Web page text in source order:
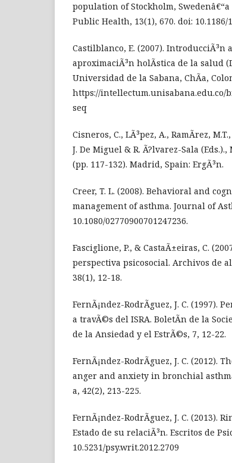
population of Stockholm,
Public Health, 13(1), 670. doi: 10.1186/
Castilblanco, E. (2007).
aproximaciÃ³n holÃ­stica de la salud
Universidad de la Sabana, ChÃ­a,
https://intellectum.unisabana.edu.co/
seq
Cisneros, C., LÃ³pez, A., RamÃ­rez,
J. De Miguel & R. Ã?lvarez-Sala
(pp. 117-132). Madrid, Spain: ErgÃ³n.
Creer, T. L. (2008). Behavioral and
management of asthma. Journal of
10.1080/02770900701247236.
Fasciglione, P., & CastaÃ±eiras, C.
perspectiva psicosocial. Archivos de
38(1), 12-18.
FernÃ¡ndez-RodrÃ­guez, J. C. (1997).
a travÃ©s del ISRA. BoletÃ­n de la
de la Ansiedad y el EstrÃ©s, 7, 12-22.
FernÃ¡ndez-RodrÃ­guez, J. C. (2012).
anger and anxiety in bronchial
a, 42(2), 213-225.
FernÃ¡ndez-RodrÃ­guez, J. C. (2013).
Estado de su relaciÃ³n. Escritos de
10.5231/psy.writ.2012.2709